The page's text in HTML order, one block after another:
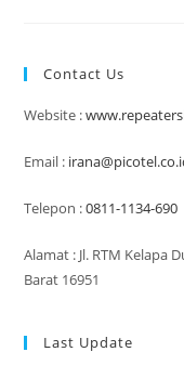
Contact Us
Website :
Email :
Telepon :0811-1134-690
Alamat : Jl. RTM Kelapa
Barat 16951
Last Update